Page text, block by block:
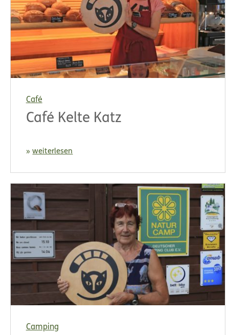
Café
Café Kelte Katz
weiterlesen
Camping